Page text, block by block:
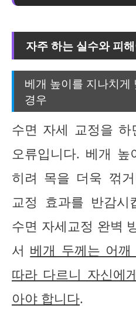
자주 하는 실수와 피
베개 높이를 지나치게
경우
수면 자세 교정을
오류입니다. 베개
히려 목을 더욱 꺾
교정 효과를 반감시
수면 자세교정 완벽
서 베개 두께는 어
따라 다르니 자신에
아야 합니다.